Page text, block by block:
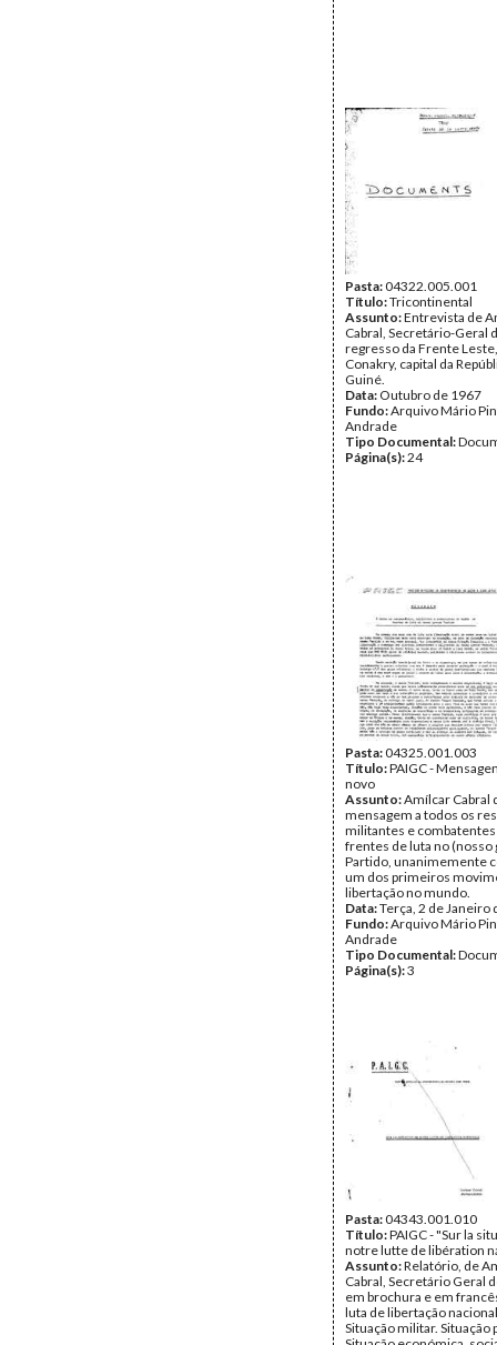
Pasta:04322.005.001
Título:Tricontinental
Assunto:Entrevista de
Cabral, Secretário-Geral
regresso da Frente
Conakry, capital da
Guiné.
Data: Outubro de 1967
Fundo:Arquivo Mário
Andrade
Tipo Documental:
Página(s):24
Pasta:04325.001.003
Título:PAIGC -
novo
Assunto:Amílcar Cabral
mensagem a todos os
militantes e combatentes
frentes de luta no (nosso
Partido, unanimemente
um dos primeiros
libertação no mundo.
Data:Terça, 2 de Janeiro
Fundo:Arquivo Mário
Andrade
Tipo Documental:
Página(s):3
Pasta:04343.001.010
Título:PAIGC - "Sur la
notre lutte de libération
Assunto:Relatório, de
Cabral, Secretário Geral
em brochura e em
luta de libertação
Situação militar. Situação